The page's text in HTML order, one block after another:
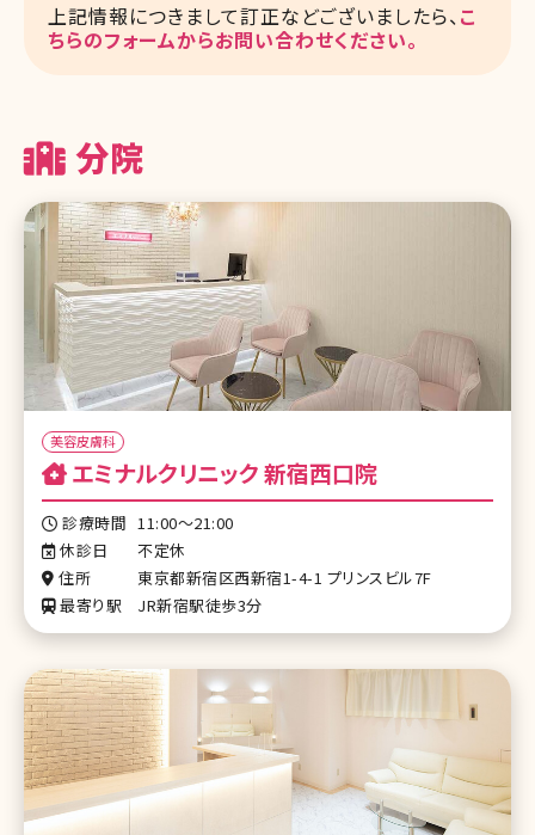
上記情報につきまして訂正などございましたら、こ
ちらのフォームからお問い合わせください。
分院
美容皮膚科
エミナルクリニック 新宿西口院
診療時間 11:00～21:00
休診日
不定休
住所
東京都新宿区西新宿1-4-1 プリンスビル7F
最寄り駅
JR新宿駅徒歩3分